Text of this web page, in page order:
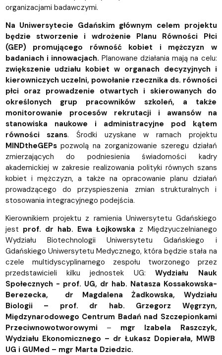
organizacjami badawczymi.
Na Uniwersytecie Gdańskim głównym celem projektu
będzie stworzenie i wdrożenie Planu Równości Płci
(GEP) promującego równość kobiet i mężczyzn w
badaniach i innowacjach. Planowane działania mają na celu:
zwiększenie udziału kobiet w organach decyzyjnych i
kierowniczych uczelni, powołanie rzecznika ds. równości
płci oraz prowadzenie otwartych i skierowanych do
określonych grup pracowników szkoleń, a także
monitorowanie procesów rekrutacji i awansów na
stanowiska naukowe i administracyjne pod kątem
równości szans. Środki uzyskane w ramach projektu
MINDtheGEPspozwolą na zorganizowanie szeregu działań
zmierzających do podniesienia świadomości kadry
akademickiej w zakresie realizowania polityki równych szans
kobiet i mężczyzn, a także na opracowanie planu działań
prowadzącego do przyspieszenia zmian strukturalnych i
stosowania integracyjnego podejścia.
Kierownikiem projektu z ramienia Uniwersytetu Gdańskiego
jest prof. dr hab. Ewa Łojkowska z Międzyuczelnianego
Wydziału Biotechnologii Uniwersytetu Gdańskiego i
Gdańskiego Uniwersytetu Medycznego, która będzie stała na
czele multidyscyplinarnego zespołu tworzonego przez
przedstawicieli kilku jednostek UG:Wydziału Nauk
Społecznych - prof. UG, dr hab. Natasza Kossakowska-
Berezecka,
dr Magdalena Żadkowska,
Wydziału
Biologii – prof. dr hab. Grzegorz Węgrzyn,
Międzynarodowego Centrum Badań nad Szczepionkami
Przeciwnowotworowymi – mgr Izabela Raszczyk,
Wydziału Ekonomicznego – dr Łukasz Dopierała, MWB
UG i GUMed – mgr Marta Dziedzic.